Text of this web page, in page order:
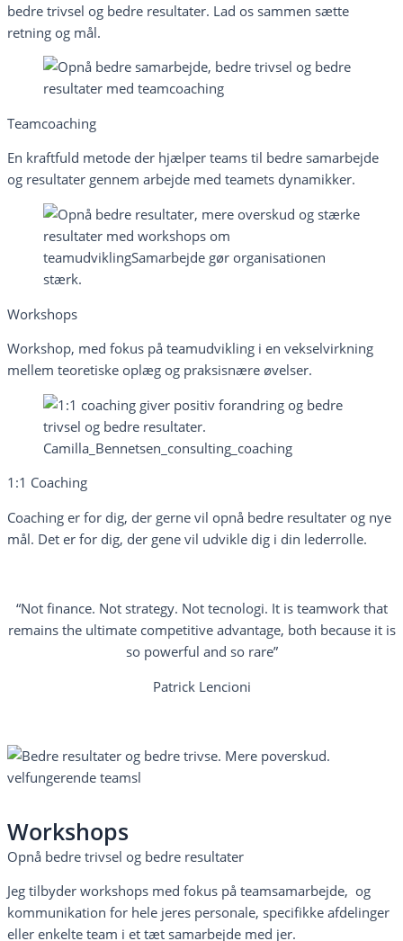
bedre trivsel og bedre resultater. Lad os sammen sætte
retning og mål.
Teamcoaching
En kraftfuld metode der hjælper teams til bedre samarbejde
og resultater gennem arbejde med teamets dynamikker.
Workshops
Workshop, med fokus på teamudvikling i en vekselvirkning
mellem teoretiske oplæg og praksisnære øvelser.
1:1 Coaching
Coaching er for dig, der gerne vil opnå bedre resultater og nye
mål. Det er for dig, der gene vil udvikle dig i din lederrolle.
“Not finance. Not strategy. Not tecnologi. It is teamwork that
remains the ultimate competitive advantage, both because it is
so powerful and so rare”
Patrick Lencioni
Workshops
Opnå bedre trivsel og bedre resultater
Jeg tilbyder workshops med fokus på teamsamarbejde, og
kommunikation for hele jeres personale, specifikke afdelinger
eller enkelte team i et tæt samarbejde med jer.